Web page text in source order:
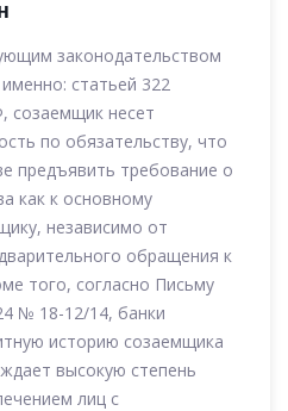
законодательством
статьей 322
созаемщик несет
по обязательству, что
предъявить требование о
как к основному
независимо от
обращения к
того, согласно Письму
№ 18-12/14, банки
историю созаемщика
высокую степень
лиц с